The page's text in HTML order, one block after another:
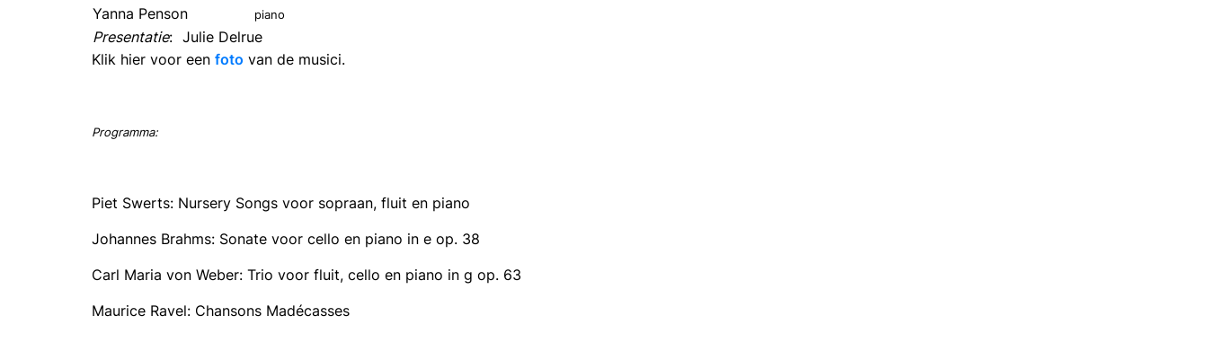
Yanna Penson piano
Presentatie: Julie Delrue
Klik hier voor een foto van de musici.
Programma:
Piet Swerts: Nursery Songs voor sopraan, fluit en piano
Johannes Brahms: Sonate voor cello en piano in e op. 38
Carl Maria von Weber: Trio voor fluit, cello en piano in g op. 63
Maurice Ravel: Chansons Madécasses